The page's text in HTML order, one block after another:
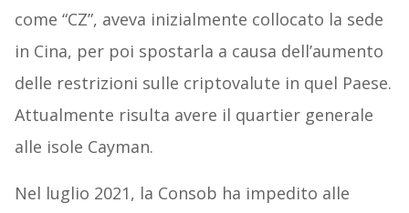
come “CZ”, aveva inizialmente collocato la sede
in Cina, per poi spostarla a causa dell’aumento
delle restrizioni sulle criptovalute in quel Paese.
Attualmente risulta avere il quartier generale
alle isole Cayman.
Nel luglio 2021, la Consob ha impedito alle